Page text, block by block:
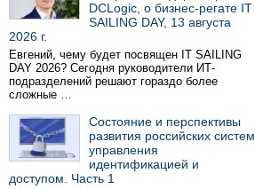
DCLogic, о бизнес-регате IT
SAILING DAY, 13 августа
2026 г.
Евгений, чему будет посвящен IT SAILING
DAY 2026? Сегодня руководители ИТ-
подразделений решают гораздо более
сложные …
Состояние и перспективы
развития российских систем
управления
идентификацией и
доступом. Часть 1